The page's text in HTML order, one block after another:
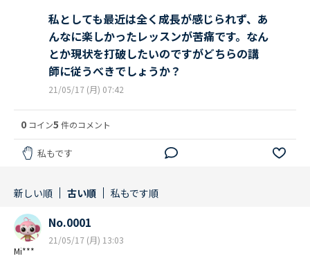
私としても最近は全く成長が感じられず、あ
んなに楽しかったレッスンが苦痛です。なん
とか現状を打破したいのですがどちらの講
師に従うべきでしょうか？
21/05/17 (月) 07:42
0 コイン5 件のコメント
私もです
新しい順 古い順 私もです順
Mi***
No.0001
21/05/17 (月) 13:03